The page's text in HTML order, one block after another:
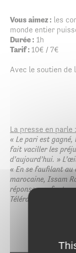
Vous aimez : les
monde entier
Durée : 1h
Tarif : 10€ / 7€
Avec le soutien de
La presse en parle :
« Le pari est
fait vaciller les
d’aujourd’hui. »
« En se faufilant au
marocaine, Issam
réponse aux
Télérama